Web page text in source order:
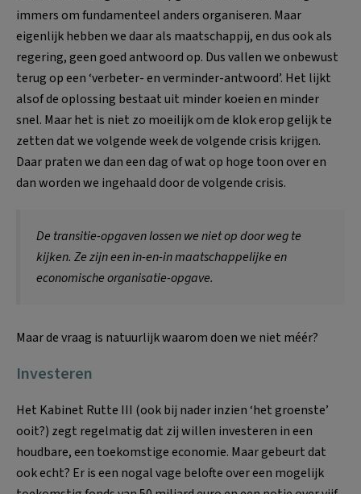
immers om fundamenteel anders organiseren. Maar
eigenlijk hebben we daar als maatschappij, en dus ook als
regering, geen goed antwoord op. Dus vallen we onbewust
terug op een ‘verbeter- en verminder-antwoord’. Het lijkt
alsof de oplossing bestaat uit minder koeien en minder
snel. Maar het is niet zo moeilijk om de klok erop gelijk te
zetten dat we volgende week de volgende crisis krijgen.
Daar praten we dan een dag of wat op hoge toon over en
dan worden we ingehaald door de volgende crisis.
De transitie-opgaven lossen we niet op door weg te
kijken. Ze zijn een in-en-in maatschappelijke en
economische organisatie-opgave.
Maar de vraag is natuurlijk waarom doen we niet méér?
Investeren
Het Kabinet Rutte III (ook bij nader inzien ‘het groenste’
ooit?) zegt regelmatig dat zij willen investeren in een
houdbare, een toekomstige economie. Maar gebeurt dat
ook echt? Er is een nogal vage belofte over een mogelijk